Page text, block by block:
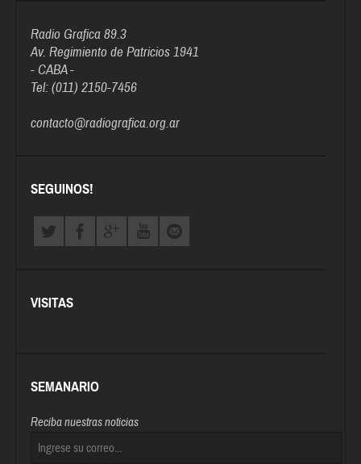
Radio Grafica 89.3
Av. Regimiento de Patricios 1941
- CABA -
Tel: (011) 2150-7456
contacto@radiografica.org.ar
SEGUINOS!
VISITAS
SEMANARIO
Reciba nuestras noticias